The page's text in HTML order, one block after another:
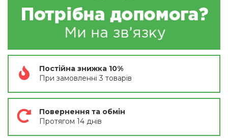
Постійна знижка 10%
При замовленні 3 товарів
Повернення та обмін
Протягом 14 днів